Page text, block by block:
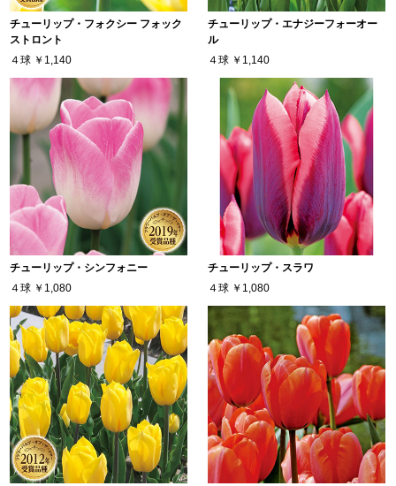
チューリップ・フォクシー フォック
ストロント
４球 ￥1,140
チューリップ・エナジーフォーオー
ル
４球 ￥1,140
チューリップ・シンフォニー
４球 ￥1,080
チューリップ・スラワ
４球 ￥1,080